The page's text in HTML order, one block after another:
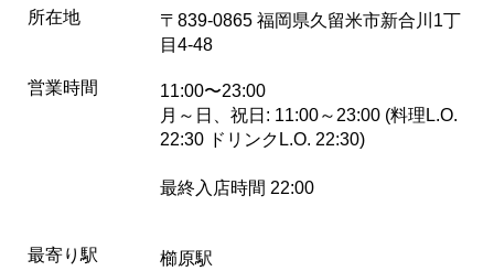
所在地
〒839-0865 福岡県久留米市新合川1丁
目4-48
営業時間
11:00〜23:00
月～日、祝日: 11:00～23:00 (料理L.O.
22:30 ドリンクL.O. 22:30)
最終入店時間 22:00
最寄り駅
櫛原駅